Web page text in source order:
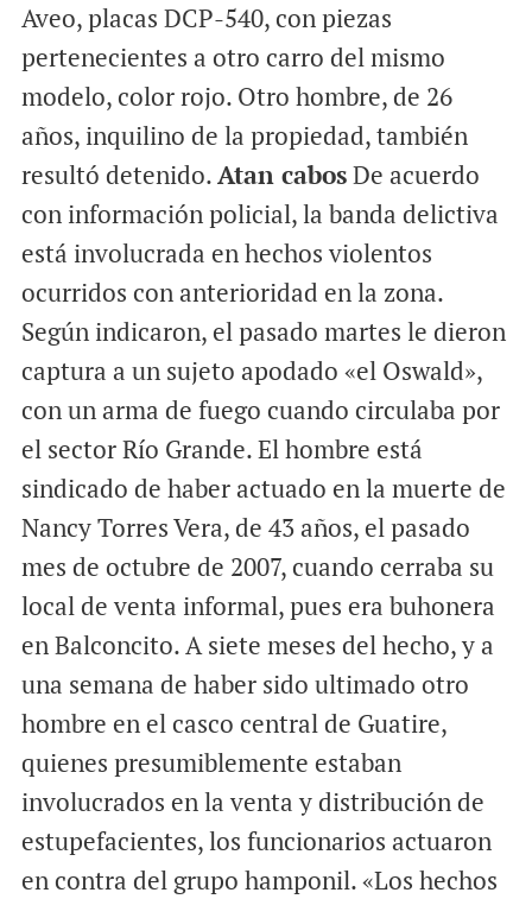
Aveo, placas DCP-540, con piezas
pertenecientes a otro carro del mismo
modelo, color rojo. Otro hombre, de 26
años, inquilino de la propiedad, también
resultó detenido.Atan cabosDe acuerdo
con información policial, la banda delictiva
está involucrada en hechos violentos
ocurridos con anterioridad en la zona.
Según indicaron, el pasado martes le dieron
captura a un sujeto apodado «el Oswald»,
con un arma de fuego cuando circulaba por
el sector Río Grande. El hombre está
sindicado de haber actuado en la muerte de
Nancy Torres Vera, de 43 años, el pasado
mes de octubre de 2007, cuando cerraba su
local de venta informal, pues era buhonera
en Balconcito. A siete meses del hecho, y a
una semana de haber sido ultimado otro
hombre en el casco central de Guatire,
quienes presumiblemente estaban
involucrados en la venta y distribución de
estupefacientes, los funcionarios actuaron
en contra del grupo hamponil. «Los hechos